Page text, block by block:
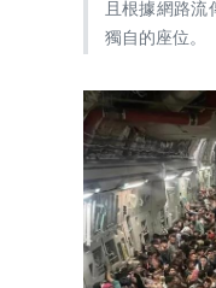
且根據網路流
獨自的座位。